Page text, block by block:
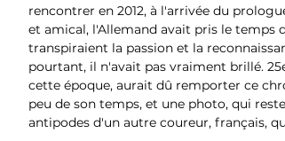
rencontrer en 2012, à l'arrivée du
et amical, l'Allemand avait pris le temps
transpiraient la passion et la
pourtant, il n'avait pas vraiment brillé.
cette époque, aurait dû remporter ce
peu de son temps, et une photo, qui
antipodes d'un autre coureur, français,